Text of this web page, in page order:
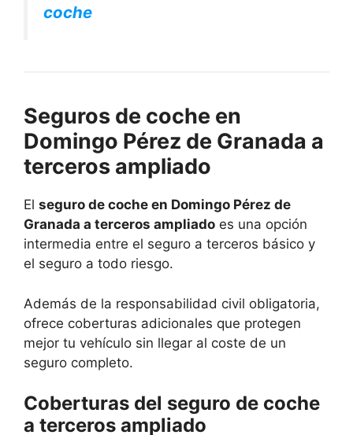
coche
Seguros de coche en
Domingo Pérez de Granada a
terceros ampliado
El seguro de coche en Domingo Pérez de
Granada a terceros ampliado es una opción
intermedia entre el seguro a terceros básico y
el seguro a todo riesgo.
Además de la responsabilidad civil obligatoria,
ofrece coberturas adicionales que protegen
mejor tu vehículo sin llegar al coste de un
seguro completo.
Coberturas del seguro de coche
a terceros ampliado